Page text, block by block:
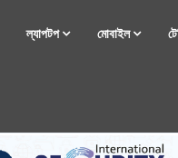
ল্যাপটপ মোবাইল